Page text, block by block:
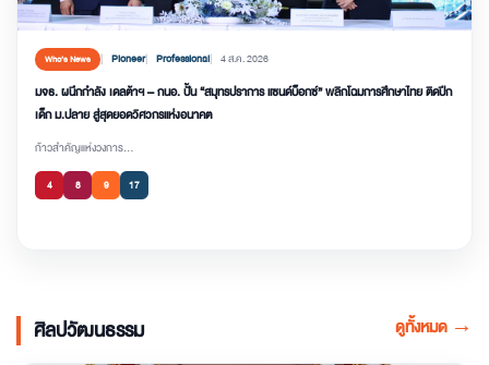
Who’s News Pioneer Professional 4 ส.ค. 2026
มจธ. ผนึกกำลัง เดลต้าฯ – กนอ. ปั้น “สมุทรปราการ แซนด์บ็อกซ์” พลิกโฉมการศึกษาไทย ติดปีก
เด็ก ม.ปลาย สู่สุดยอดวิศวกรแห่งอนาคต
ก้าวสำคัญแห่งวงการ...
4 8 9 17
ศิลปวัฒนธรรม ดูทั้งหมด →